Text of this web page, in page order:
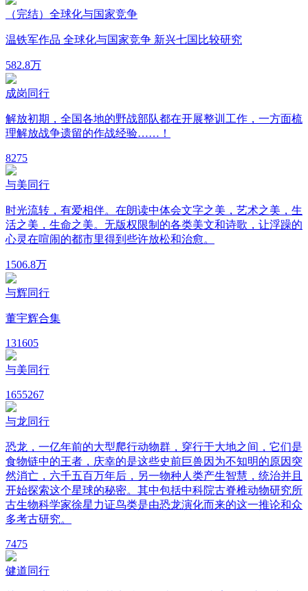
（完结）全球化与国家竞争
温铁军作品 全球化与国家竞争 新兴七国比较研究
582.8万
成岗同行
解放初期，全国各地的野战部队都在开展整训工作，一方面梳
理解放战争遗留的作战经验……！
8275
与美同行
时光流转，有爱相伴。在朗读中体会文字之美，艺术之美，生
活之美，生命之美。无版权限制的各类美文和诗歌，让浮躁的
心灵在喧闹的都市里得到些许放松和治愈。
1506.8万
与辉同行
董宇辉合集
131605
与美同行
1655267
与龙同行
恐龙，一亿年前的大型爬行动物群，穿行于大地之间，它们是
食物链中的王者，庆幸的是这些史前巨兽因为不知明的原因突
然消亡，六千五百万年后，另一物种人类产生智慧，统治并且
开始探索这个星球的秘密。其中包括中科院古脊椎动物研究所
古生物科学家徐星力证鸟类是由恐龙演化而来的这一推论和众
多考古研究。
7475
健道同行